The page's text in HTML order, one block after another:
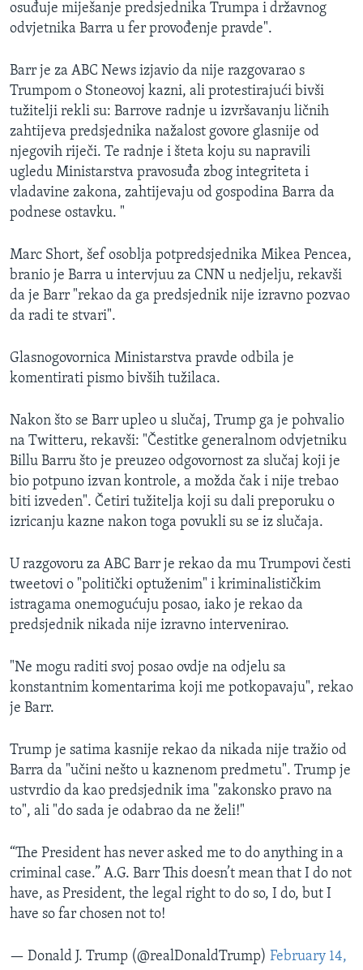
osuđuje miješanje predsjednika Trumpa i državnog
odvjetnika Barra u fer provođenje pravde".
Barr je za ABC News izjavio da nije razgovarao s
Trumpom o Stoneovoj kazni, ali protestirajući bivši
tužitelji rekli su: Barrove radnje u izvršavanju ličnih
zahtijeva predsjednika nažalost govore glasnije od
njegovih riječi. Te radnje i šteta koju su napravili
ugledu Ministarstva pravosuđa zbog integriteta i
vladavine zakona, zahtijevaju od gospodina Barra da
podnese ostavku. "
Marc Short, šef osoblja potpredsjednika Mikea Pencea,
branio je Barra u intervjuu za CNN u nedjelju, rekavši
da je Barr "rekao da ga predsjednik nije izravno pozvao
da radi te stvari".
Glasnogovornica Ministarstva pravde odbila je
komentirati pismo bivših tužilaca.
Nakon što se Barr upleo u slučaj, Trump ga je pohvalio
na Twitteru, rekavši: "Čestitke generalnom odvjetniku
Billu Barru što je preuzeo odgovornost za slučaj koji je
bio potpuno izvan kontrole, a možda čak i nije trebao
biti izveden". Četiri tužitelja koji su dali preporuku o
izricanju kazne nakon toga povukli su se iz slučaja.
U razgovoru za ABC Barr je rekao da mu Trumpovi česti
tweetovi o "politički optuženim" i kriminalističkim
istragama onemogućuju posao, iako je rekao da
predsjednik nikada nije izravno intervenirao.
"Ne mogu raditi svoj posao ovdje na odjelu sa
konstantnim komentarima koji me potkopavaju", rekao
je Barr.
Trump je satima kasnije rekao da nikada nije tražio od
Barra da "učini nešto u kaznenom predmetu". Trump je
ustvrdio da kao predsjednik ima "zakonsko pravo na
to", ali "do sada je odabrao da ne želi!"
“The President has never asked me to do anything in a
criminal case.” A.G. Barr This doesn’t mean that I do not
have, as President, the legal right to do so, I do, but I
have so far chosen not to!
— Donald J. Trump (@realDonaldTrump) February 14,